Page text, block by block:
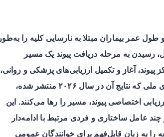
عمر بیماران مبتلا به نارسایی کلیه را به‌طور
رسیدن به مرحله دریافت پیوند یک مسیر
آغاز و تکمیل ارزیابی‌های پزشکی و روانی،
ورود به لیست انتظار و در نهایت دریافت پیوند. مطالعه‌ای ملی که نتایج آن در سال ۲۰۲۶ منتشر شده،
اختصاصی پیوند، مسیر را رها می‌کنند. این
عامل ساختاری و فردی مرتبط با ادامه‌دار
را به زبان قابل‌فهم برای خوانندگان عمومی